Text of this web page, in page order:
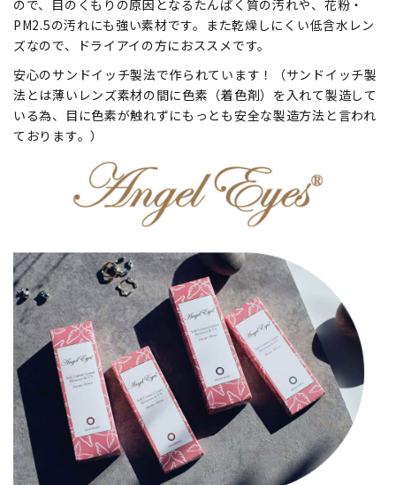
ので、目のくもりの原因となるたんぱく質の汚れや、花粉・
PM2.5の汚れにも強い素材です。また乾燥しにくい低含水レン
ズなので、ドライアイの方におススメです。
安心のサンドイッチ製法で作られています！（サンドイッチ製
法とは薄いレンズ素材の間に色素（着色剤）を入れて製造して
いる為、目に色素が触れずにもっとも安全な製造方法と言われ
ております。）